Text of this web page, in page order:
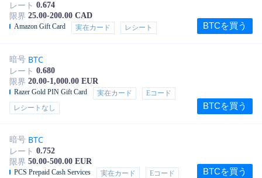
レート 0.674
限界 25.00-200.00 CAD
Amazon Gift Card 実在カード レシート BTCを買う
暗号 BTC
レート 0.680
限界 20.00-1,000.00 EUR
Razer Gold PIN Gift Card 実在カード
Eコード
レシートなし
BTCを買う
暗号 BTC
レート 0.752
限界 50.00-500.00 EUR
PCS Prepaid Cash Services 実在カード Eコード BTCを買う